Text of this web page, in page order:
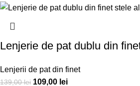
Lenjerie de pat dublu din
Lenjerii de pat din finet
139,00lei 109,00 lei